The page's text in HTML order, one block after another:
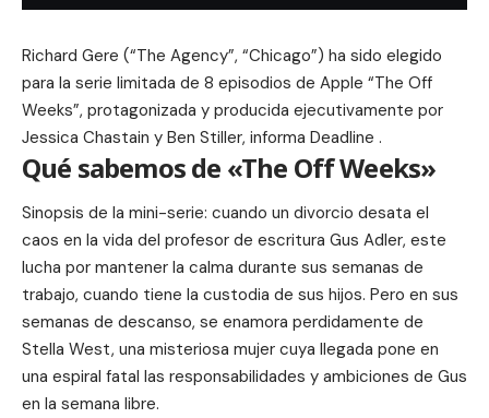
Richard Gere (“The Agency”, “Chicago”) ha sido elegido
para la serie limitada de 8 episodios de Apple “The Off
Weeks”, protagonizada y producida ejecutivamente por
Jessica Chastain y Ben Stiller, informa Deadline .
Qué sabemos de «The Off Weeks»
Sinopsis de la mini-serie: cuando un divorcio desata el
caos en la vida del profesor de escritura Gus Adler, este
lucha por mantener la calma durante sus semanas de
trabajo, cuando tiene la custodia de sus hijos. Pero en sus
semanas de descanso, se enamora perdidamente de
Stella West, una misteriosa mujer cuya llegada pone en
una espiral fatal las responsabilidades y ambiciones de Gus
en la semana libre.